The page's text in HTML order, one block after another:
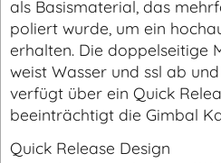
Der Filter verwendet
als Basismaterial, das
poliert wurde, um ein
erhalten. Die doppelseitige
weist Wasser und ssl ab und
verfügt über ein Quick
beeinträchtigt die Gimbal